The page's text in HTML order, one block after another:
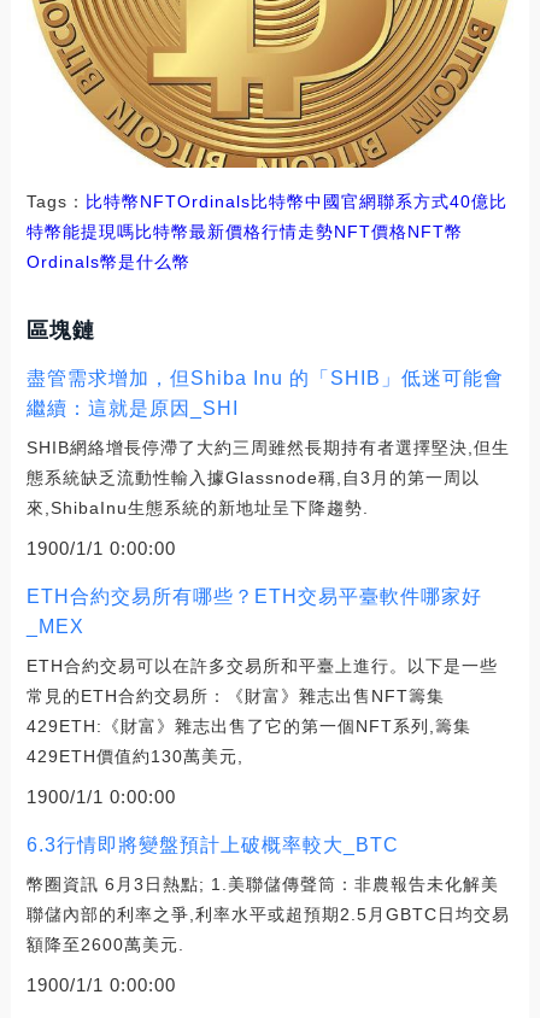
Tags： 比特幣NFTOrdinals比特幣中國官網聯系方式40億比
特幣能提現嗎比特幣最新價格行情走勢NFT價格NFT幣
Ordinals幣是什么幣
區塊鏈
盡管需求增加，但Shiba Inu 的「SHIB」低迷可能會
繼續：這就是原因_SHI
SHIB網絡增長停滯了大約三周雖然長期持有者選擇堅決,但生
態系統缺乏流動性輸入據Glassnode稱,自3月的第一周以
來,ShibaInu生態系統的新地址呈下降趨勢.
1900/1/1 0:00:00
ETH合約交易所有哪些？ETH交易平臺軟件哪家好
_MEX
ETH合約交易可以在許多交易所和平臺上進行。以下是一些
常見的ETH合約交易所：《財富》雜志出售NFT籌集
429ETH:《財富》雜志出售了它的第一個NFT系列,籌集
429ETH價值約130萬美元,
1900/1/1 0:00:00
6.3行情即將變盤預計上破概率較大_BTC
幣圈資訊 6月3日熱點; 1.美聯儲傳聲筒：非農報告未化解美
聯儲內部的利率之爭,利率水平或超預期2.5月GBTC日均交易
額降至2600萬美元.
1900/1/1 0:00:00